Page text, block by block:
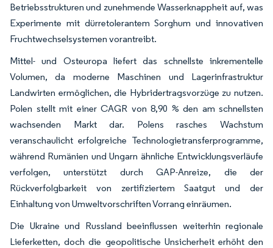
Betriebsstrukturen und zunehmende Wasserknappheit auf, was
Experimente mit dürretolerantem Sorghum und innovativen
Fruchtwechselsystemen vorantreibt.
Mittel- und Osteuropa liefert das schnellste inkrementelle
Volumen, da moderne Maschinen und Lagerinfrastruktur
Landwirten ermöglichen, die Hybridertragsvorzüge zu nutzen.
Polen stellt mit einer CAGR von 8,90 % den am schnellsten
wachsenden Markt dar. Polens rasches Wachstum
veranschaulicht erfolgreiche Technologietransferprogramme,
während Rumänien und Ungarn ähnliche Entwicklungsverläufe
verfolgen, unterstützt durch GAP-Anreize, die der
Rückverfolgbarkeit von zertifiziertem Saatgut und der
Einhaltung von Umweltvorschriften Vorrang einräumen.
Die Ukraine und Russland beeinflussen weiterhin regionale
Lieferketten, doch die geopolitische Unsicherheit erhöht den